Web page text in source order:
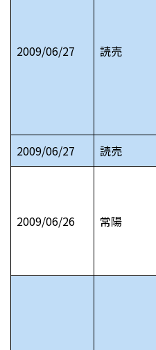
2009/06/27 読売
2009/06/27 読売
2009/06/26 常陽